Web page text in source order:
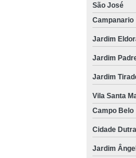
São José
Campanario
Jardim
Jardim
Jardim
Vila Santa
Campo Belo
Cidade Dutra
Jardim